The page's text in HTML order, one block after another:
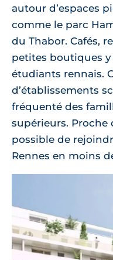
autour d’espaces
comme le parc
du Thabor. Cafés,
petites boutiques
étudiants rennais.
d’établissements
fréquenté des
supérieurs.
possible de
Rennes en moins